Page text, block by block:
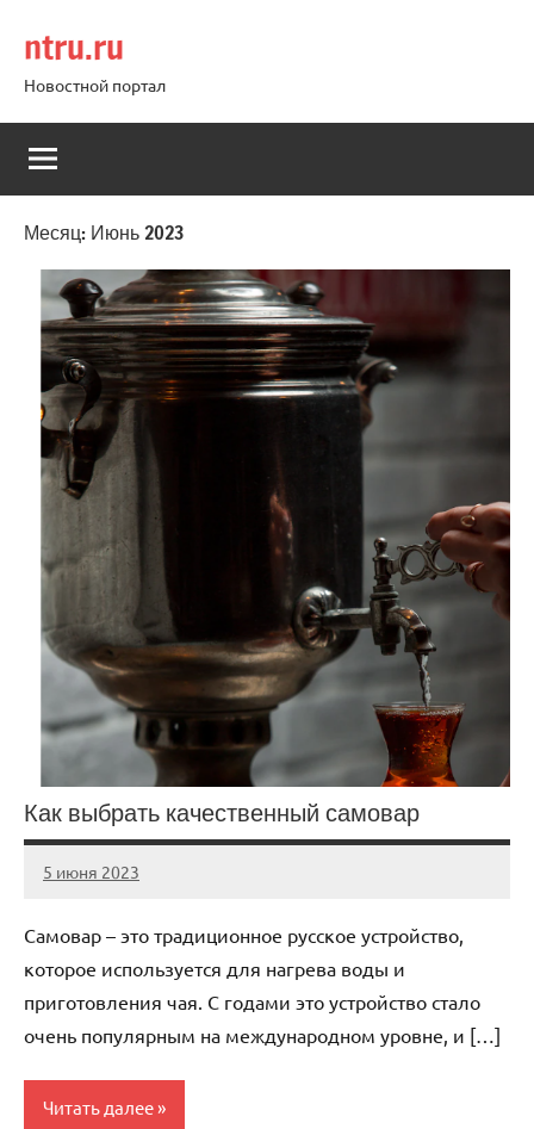
содержимому
ntru.ru
Новостной портал
Месяц: Июнь 2023
Как выбрать качественный самовар
5 июня 2023
Avtor
Нет
Самовар – это традиционное русское устройство,
которое используется для нагрева воды и
приготовления чая. С годами это устройство стало
очень популярным на международном уровне, и […]
Читать далее